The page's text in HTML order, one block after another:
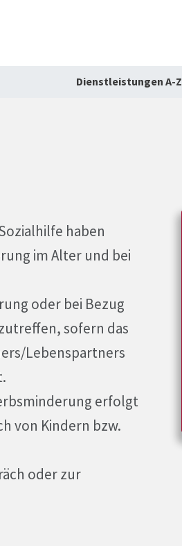
Dienstleistungen A-Z
haben
im Alter und bei
oder bei Bezug
sofern das
Lebenspartners
erfolgt
von Kindern bzw.
oder zur